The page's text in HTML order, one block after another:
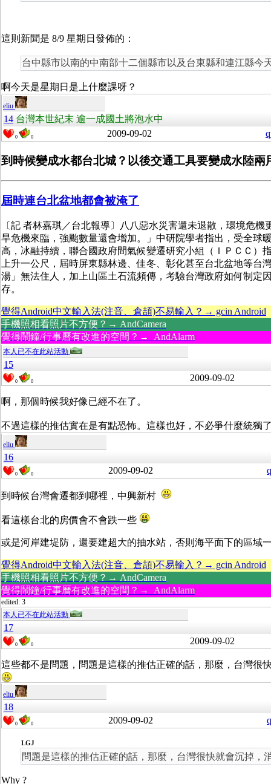
這則新聞是 8/9 星期日發佈的：
台中縣市以南的中南部十二個縣市以及台東縣和連江縣今
啊今天是星期日是上什麼課呀？
eliu
14 台灣本世紀末 逾一成國土將泡水中
0 0 2009-09-02
到時候變成水都台北城？以後交通工具要變成水陸兩
屆時連台北盆地都會被淹了
〔記 者林嘉琪／台北報導〕八八惡水災害還未退散，環境危機
旱危機來臨，強颱數量還會增加。」中研院學者指出，受全球
高，冰融持續，聯合國政府間氣候變遷研究小組（ＩＰＣＣ）
上升一公尺，屆時屏東縣林邊、佳冬、彰化甚至台北盆地等台
湯」無法住人，加上山區土石流頻傳，考驗台灣政府如何制定
存。
覺得Android中文輸入法(注音、倉頡)不易輸入？→ gcin Android
手機照相看照片不方便？→ AndCamera
覺得鬧鐘/行事曆有改進的空間？→ AndAlarm
本人已不在此站活動
15
0 0 2009-09-02
啊，那個時候我好像已經不在了。
不過這樣的推估實在是有點恐怖。這樣也好，不必爭什麼統獨
eliu
16
0 0 2009-09-02
到時候台灣會遷都到哪裡，中興新村
看這樣台北的房價會不會跌一些
或是河岸建堤防，還要建超大的抽水站，否則海平面下的區域
覺得Android中文輸入法(注音、倉頡)不易輸入？→ gcin Android
手機照相看照片不方便？→ AndCamera
覺得鬧鐘/行事曆有改進的空間？→ AndAlarm
edited: 3
本人已不在此站活動
17
0 0 2009-09-02
這些都不是問題，問題是這樣的推估正確的話，那麼，台灣很
eliu
18
0 0 2009-09-02
LGJ
問題是這樣的推估正確的話，那麼，台灣很快就會沉掉，
Why ?